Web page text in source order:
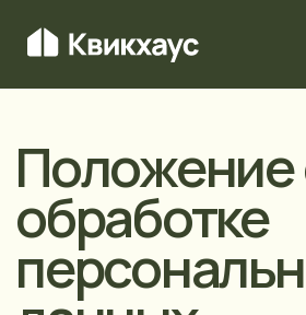
обработке
персональных
данных
Главная Политика перс. данных